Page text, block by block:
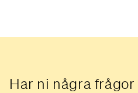
Har ni några